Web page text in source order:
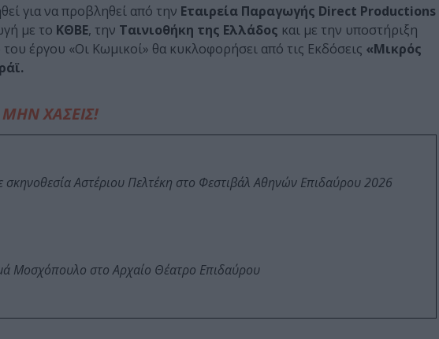
για να προβληθεί από την Εταιρεία Παραγωγής Direct Productions
με το ΚΘΒΕ, την Ταινιοθήκη της Ελλάδος και με την υποστήριξη
του έργου «Οι Κωμικοί» θα κυκλοφορήσει από τις Εκδόσεις «Μικρός
ΜΗΝ ΧΑΣΕΙΣ!
σκηνοθεσία Αστέριου Πελτέκη στο Φεστιβάλ Αθηνών Επιδαύρου 2026
Μοσχόπουλο στο Αρχαίο Θέατρο Επιδαύρου